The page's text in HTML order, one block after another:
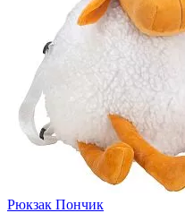
Рюкзак Пончик